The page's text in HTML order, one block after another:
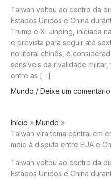
Taiwan voltou ao centro da
Estados Unidos e China
Trump e Xi Jinping, iniciada
e prevista para seguir até
no litoral chinês, é
sensíveis da rivalidade
entre as […]
Mundo / Deixe um comentário
Início
Mundo
Taiwan vira tema central em
meio à disputa entre EUA e
Taiwan voltou ao centro da
Estados Unidos e China